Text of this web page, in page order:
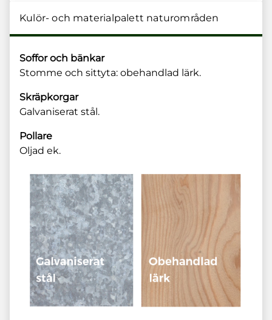
Kulör- och materialpalett naturområden
Soffor och bänkar
Stomme och sittyta: obehandlad lärk.
Skräpkorgar
Galvaniserat stål.
Pollare
Oljad ek.